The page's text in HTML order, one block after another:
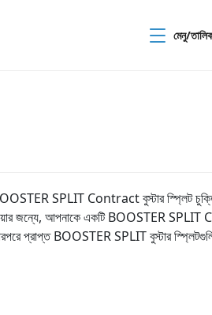
মেনু/
SPLIT Contract বুস্টার স্প্লিট
জন্যে, আপনাকে একটি BOOSTER SPLIT
প্রাপ্ত BOOSTER SPLIT বুস্টার